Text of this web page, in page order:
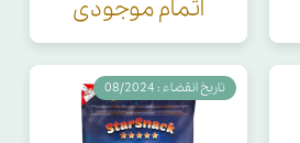
اتمام موجودی
تاریخ انقضاء : 08/2024